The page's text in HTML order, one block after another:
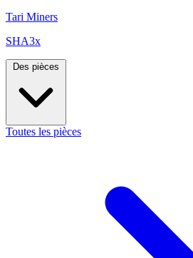
Tari Miners
SHA3x
Des pièces
Toutes les pièces